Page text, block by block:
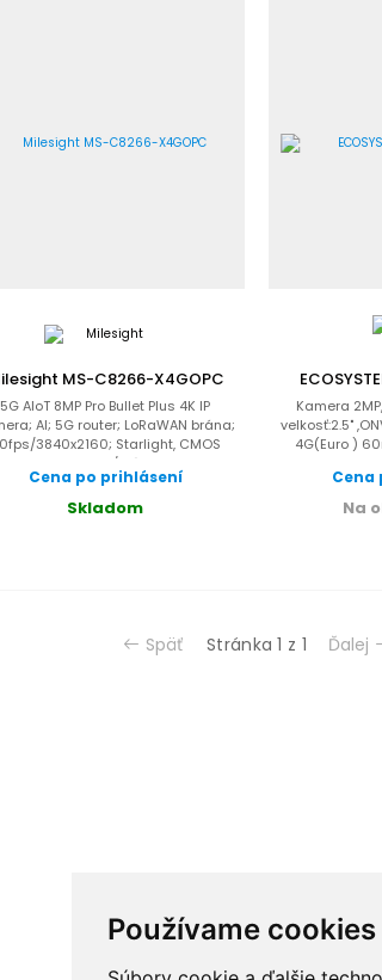
Používame cookies
MS-C8266-X4GOPC
5G AIoT 8MP Pro Bullet Plus 4K IP
AI; 5G router; LoRaWAN brána;
3840x2160; Starlight, CMOS
SONY 1/1.8"...
Cena po prihlásení
Skladom
Kamera
velkosť:2.5"
4G(Euro )
Cena
Na
Späť Stránka 1 z 1 Ďalej